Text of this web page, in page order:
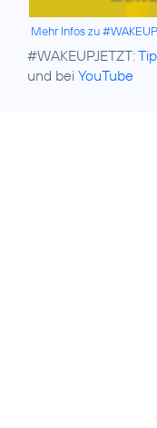
Mehr Infos zu
#WAKEUPJETZT:
und bei YouTube